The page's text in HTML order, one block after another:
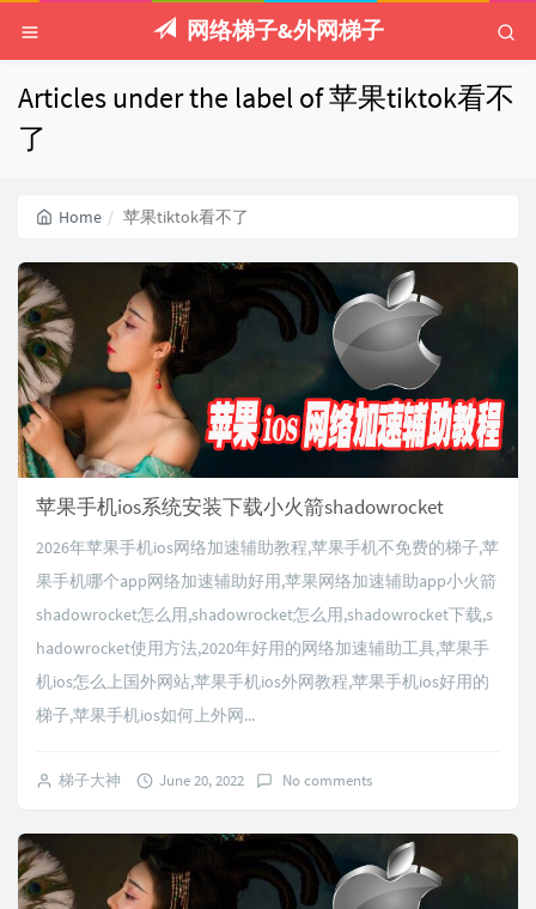
网络梯子&外网梯子
Articles under the label of 苹果tiktok看不
了
Home 苹果tiktok看不了
苹果手机ios系统安装下载小火箭shadowrocket
2026年苹果手机ios网络加速辅助教程,苹果手机不免费的梯子,苹
果手机哪个app网络加速辅助好用,苹果网络加速辅助app小火箭
shadowrocket怎么用,shadowrocket怎么用,shadowrocket下载,s
hadowrocket使用方法,2020年好用的网络加速辅助工具,苹果手
机ios怎么上国外网站,苹果手机ios外网教程,苹果手机ios好用的
梯子,苹果手机ios如何上外网...
梯子大神 June 20, 2022 No comments